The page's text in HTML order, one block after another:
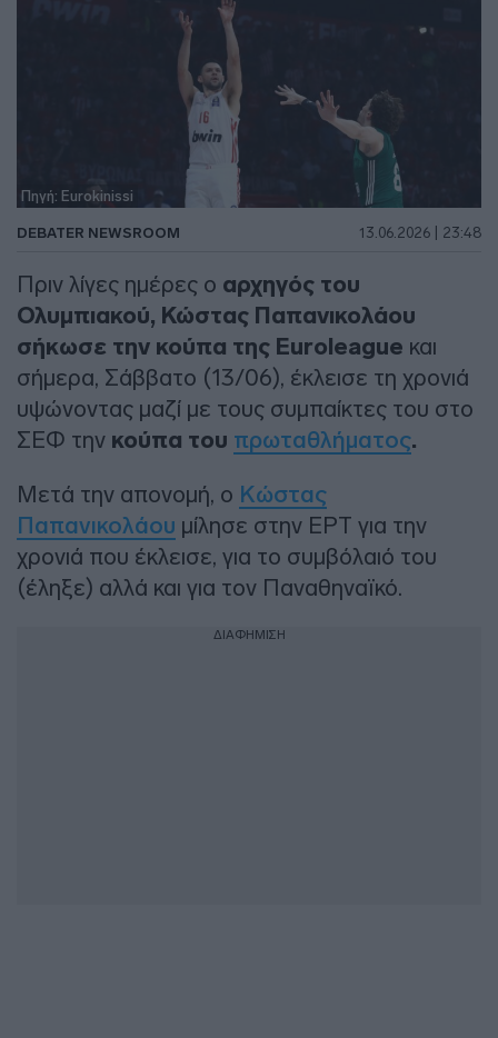
Πηγή: Eurokinissi
DEBATER NEWSROOM 13.06.2026 | 23:48
Πριν λίγες ημέρες ο αρχηγός του
Ολυμπιακού, Κώστας Παπανικολάου
σήκωσε την κούπα της Euroleague και
σήμερα, Σάββατο (13/06), έκλεισε τη χρονιά
υψώνοντας μαζί με τους συμπαίκτες του στο
ΣΕΦ την κούπα του πρωταθλήματος.
Μετά την απονομή, ο Κώστας
Παπανικολάου μίλησε στην ΕΡΤ για την
χρονιά που έκλεισε, για το συμβόλαιό του
(έληξε) αλλά και για τον Παναθηναϊκό.
ΔΙΑΦΗΜΙΣΗ